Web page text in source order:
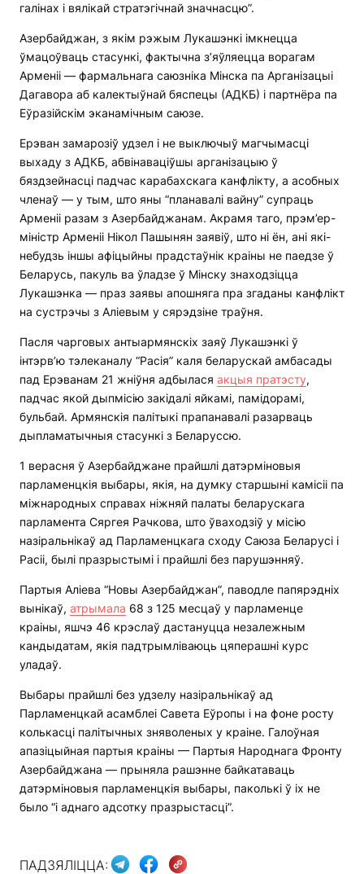
галінах і вялікай стратэгічнай значнасцю”.
Азербайджан, з якім рэжым Лукашэнкі імкнецца
ўмацоўваць стасункі, фактычна з’яўляецца ворагам
Арменіі — фармальнага саюзніка Мінска па Арганізацыі
Дагавора аб калектыўнай бяспецы (АДКБ) і партнёра па
Еўразійскім эканамічным саюзе.
Ерэван замарозіў удзел і не выключыў магчымасці
выхаду з АДКБ, абвінаваціўшы арганізацыю ў
бяздзейнасці падчас карабахскага канфлікту, а асобных
членаў — у тым, што яны “планавалі вайну” супраць
Арменіі разам з Азербайджанам. Акрамя таго, прэм’ер-
міністр Арменіі Нікол Пашынян заявіў, што ні ён, ані які-
небудзь іншы афіцыйны прадстаўнік краіны не паедзе ў
Беларусь, пакуль ва ўладзе ў Мінску знаходзіцца
Лукашэнка — праз заявы апошняга пра згаданы канфлікт
на сустрэчы з Аліевым у сярэдзіне траўня.
Пасля чарговых антыармянскіх заяў Лукашэнкі ў
інтэрв’ю тэлеканалу “Расія” каля беларускай амбасады
пад Ерэванам 21 жніўня адбылася акцыя пратэсту,
падчас якой дыпмісію закідалі яйкамі, памідорамі,
бульбай. Армянскія палітыкі прапанавалі разарваць
дыпламатычныя стасункі з Беларуссю.
1 верасня ў Азербайджане прайшлі датэрміновыя
парламенцкія выбары, якія, на думку старшыні камісіі па
міжнародных справах ніжняй палаты беларускага
парламента Сяргея Рачкова, што ўваходзіў у місію
назіральнікаў ад Парламенцкага сходу Саюза Беларусі і
Расіі, былі празрыстымі і прайшлі без парушэнняў.
Партыя Аліева “Новы Азербайджан”, паводле папярэдніх
вынікаў, атрымала 68 з 125 месцаў у парламенце
краіны, яшчэ 46 крэслаў дастануцца незалежным
кандыдатам, якія падтрымліваюць цяперашні курс
уладаў.
Выбары прайшлі без удзелу назіральнікаў ад
Парламенцкай асамблеі Савета Еўропы і на фоне росту
колькасці палітычных зняволеных у краіне. Галоўная
апазіцыйная партыя краіны — Партыя Народнага Фронту
Азербайджана — прыняла рашэнне байкатаваць
датэрміновыя парламенцкія выбары, паколькі ў іх не
было “і аднаго адсотку празрыстасці”.
ПАДЗЯЛІЦЦА: